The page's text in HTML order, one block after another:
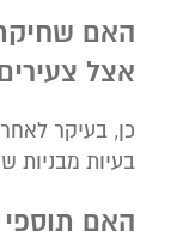
האם
אצל
כן, בעיקר
בעיות מבניות
האם תוספי